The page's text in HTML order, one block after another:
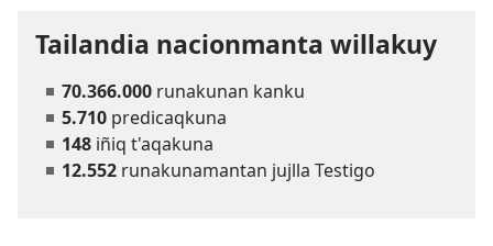
Tailandia nacionmanta willakuy
70.366.000 runakunan kanku
5.710 predicaqkuna
148 iñiq t'aqakuna
12.552 runakunamantan jujlla Testigo